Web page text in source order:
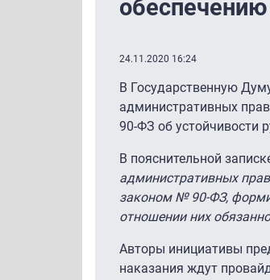
обеспечению
24.11.2020 16:24
В Государственную
административных
90-ФЗ об устойчивости
В пояснительной
административных
законом № 90-ФЗ,
отношении них
Авторы инициативы
наказания ждут